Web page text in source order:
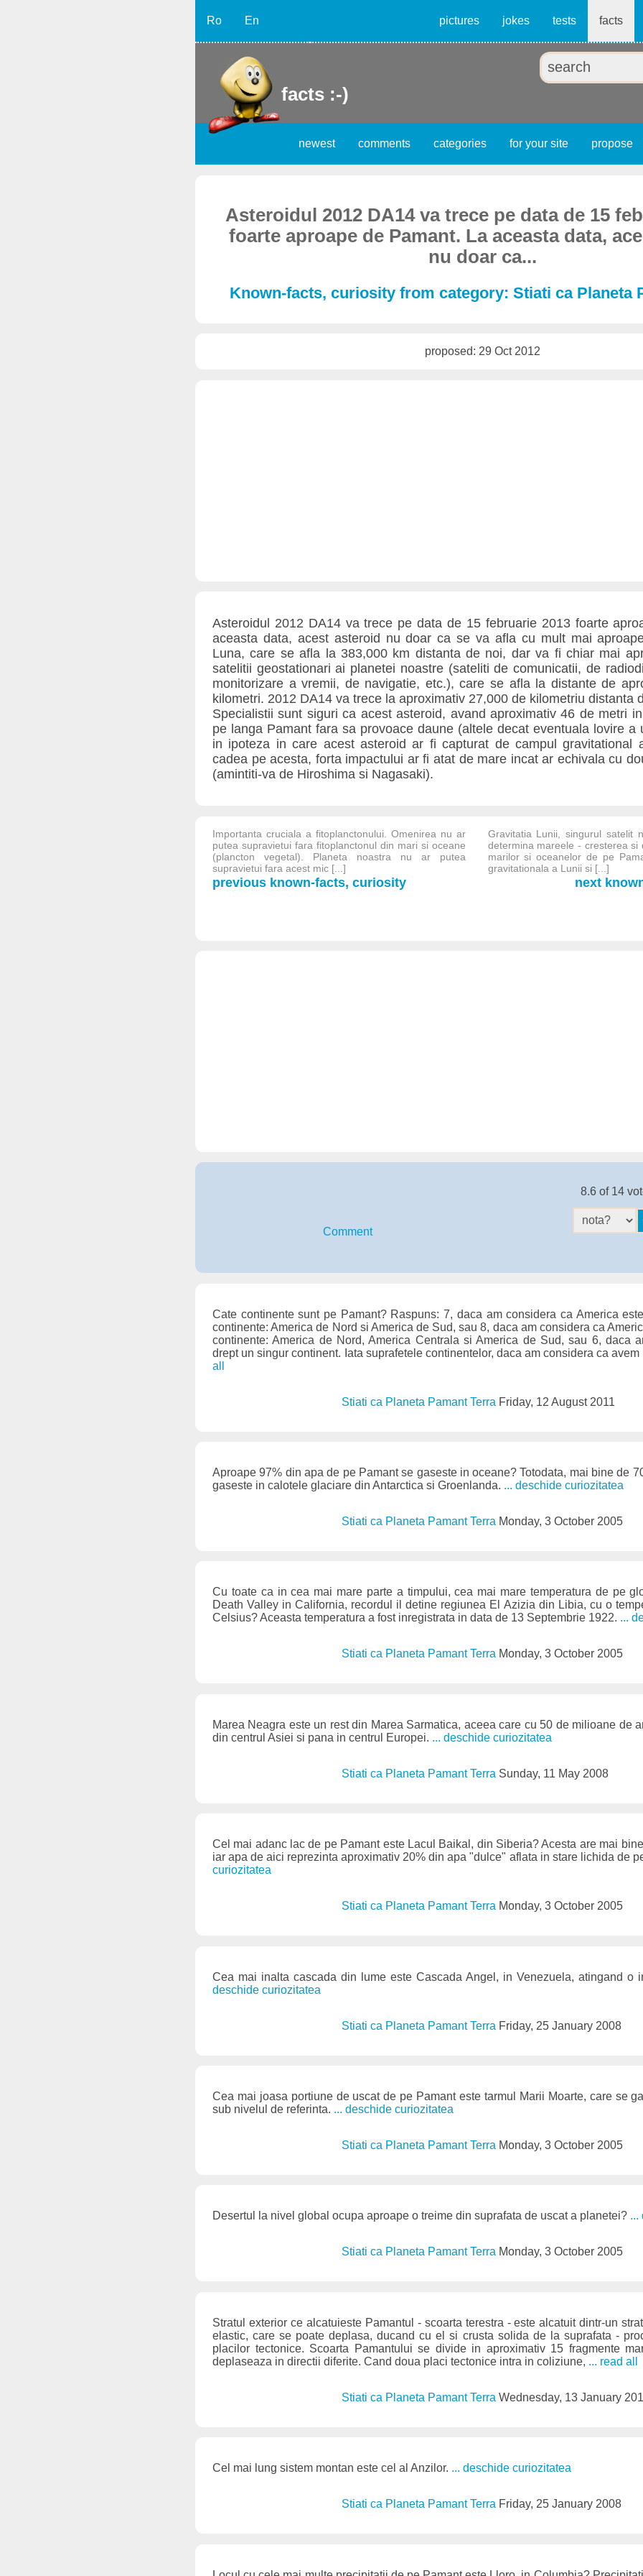
Ro En pictures jokes tests facts
facts :-)
newest comments categories for your site propose
Asteroidul 2012 DA14 va trece pe data de 15
foarte aproape de Pamant. La aceasta data,
nu doar ca...
Known-facts, curiosity from category: Stiati ca Planeta
proposed: 29 Oct 2012
Asteroidul 2012 DA14 va trece pe data de 15 februarie 2013 foarte
aceasta data, acest asteroid nu doar ca se va afla cu mult mai
Luna, care se afla la 383,000 km distanta de noi, dar va fi chiar mai
satelitii geostationari ai planetei noastre (sateliti de comunicatii, de
monitorizare a vremii, de navigatie, etc.), care se afla la distante de
kilometri. 2012 DA14 va trece la aproximativ 27,000 de kilometriu distanta
Specialistii sunt siguri ca acest asteroid, avand aproximativ 46 de metri
pe langa Pamant fara sa provoace daune (altele decat eventuala lovire a
in ipoteza in care acest asteroid ar fi capturat de campul gravitational
cadea pe acesta, forta impactului ar fi atat de mare incat ar echivala cu
(amintiti-va de Hiroshima si Nagasaki).
Importanta cruciala a fitoplanctonului. Omenirea nu ar
putea supravietui fara fitoplanctonul din mari si oceane
(plancton vegetal). Planeta noastra nu ar putea
supravietui fara acest mic [...]
previous known-facts, curiosity
Gravitatia Lunii, singurul satelit
determina mareele - cresterea si
marilor si oceanelor de pe
gravitationala a Lunii si [...]
next
Comment
8.6 of 14
Cate continente sunt pe Pamant? Raspuns: 7, daca am considera ca America
continente: America de Nord si America de Sud, sau 8, daca am considera ca
continente: America de Nord, America Centrala si America de Sud, sau 6, daca
drept un singur continent. Iata suprafetele continentelor, daca am considera ca
all
Stiati ca Planeta Pamant Terra Friday, 12 August 2011
Aproape 97% din apa de pe Pamant se gaseste in oceane? Totodata, mai bine de
gaseste in calotele glaciare din Antarctica si Groenlanda. ... deschide curiozitatea
Stiati ca Planeta Pamant Terra Monday, 3 October 2005
Cu toate ca in cea mai mare parte a timpului, cea mai mare temperatura de pe
Death Valley in California, recordul il detine regiunea El Azizia din Libia, cu o
Celsius? Aceasta temperatura a fost inregistrata in data de 13 Septembrie 1922. ...
Stiati ca Planeta Pamant Terra Monday, 3 October 2005
Marea Neagra este un rest din Marea Sarmatica, aceea care cu 50 de milioane de
din centrul Asiei si pana in centrul Europei. ... deschide curiozitatea
Stiati ca Planeta Pamant Terra Sunday, 11 May 2008
Cel mai adanc lac de pe Pamant este Lacul Baikal, din Siberia? Acesta are mai
iar apa de aici reprezinta aproximativ 20% din apa "dulce" aflata in stare lichida de
curiozitatea
Stiati ca Planeta Pamant Terra Monday, 3 October 2005
Cea mai inalta cascada din lume este Cascada Angel, in Venezuela, atingand o
deschide curiozitatea
Stiati ca Planeta Pamant Terra Friday, 25 January 2008
Cea mai joasa portiune de uscat de pe Pamant este tarmul Marii Moarte, care se
sub nivelul de referinta. ... deschide curiozitatea
Stiati ca Planeta Pamant Terra Monday, 3 October 2005
Desertul la nivel global ocupa aproape o treime din suprafata de uscat a planetei? ...
Stiati ca Planeta Pamant Terra Monday, 3 October 2005
Stratul exterior ce alcatuieste Pamantul - scoarta terestra - este alcatuit dintr-un
elastic, care se poate deplasa, ducand cu el si crusta solida de la suprafata -
placilor tectonice. Scoarta Pamantului se divide in aproximativ 15 fragmente
deplaseaza in directii diferite. Cand doua placi tectonice intra in coliziune, ... read all
Stiati ca Planeta Pamant TerraWednesday, 13 January
Cel mai lung sistem montan este cel al Anzilor. ... deschide curiozitatea
Stiati ca Planeta Pamant Terra Friday, 25 January 2008